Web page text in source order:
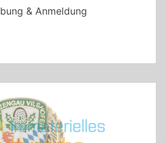
& Anmeldung